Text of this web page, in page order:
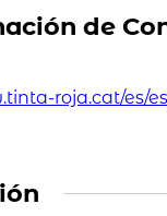
de
roja.cat/es/